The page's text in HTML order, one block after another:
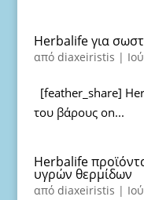
Herbalife για
από diaxeiristis |
[feather_share]
του βάρους on...
Herbalife
υγρών θερμίδων
από diaxeiristis |